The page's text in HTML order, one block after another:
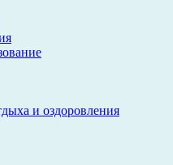
и оздоровления